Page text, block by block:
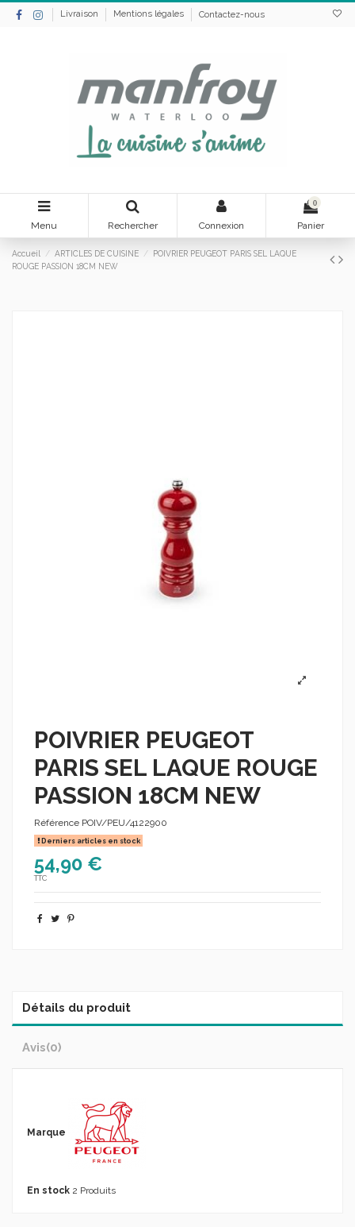
Livraison Mentions légales Contactez-nous
Menu Rechercher Connexion
0
Panier
Accueil ARTICLES DE CUISINE
POIVRIER PEUGEOT PARIS SEL LAQUE
ROUGE PASSION 18CM NEW
POIVRIER PEUGEOT
PARIS SEL LAQUE ROUGE
PASSION 18CM NEW
Référence POIV/PEU/4122900
Derniers articles en stock
54,90 €
TTC
Détails du produit
Avis(0)
Marque
En stock 2 Produits